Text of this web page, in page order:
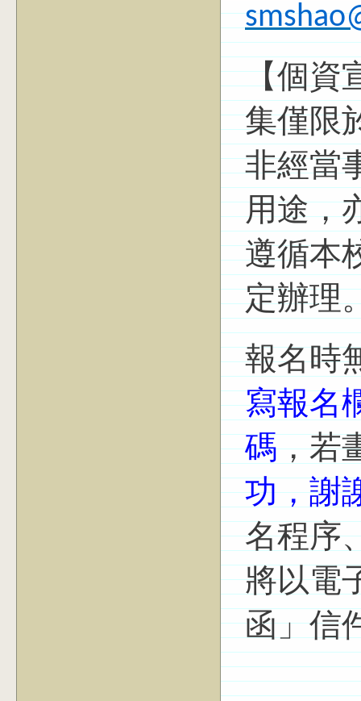
【個資
集僅限
非經當
用途，
遵循本
定辦理
報名時
寫報名
碼，若
功，謝
名程序
將以電
函」信